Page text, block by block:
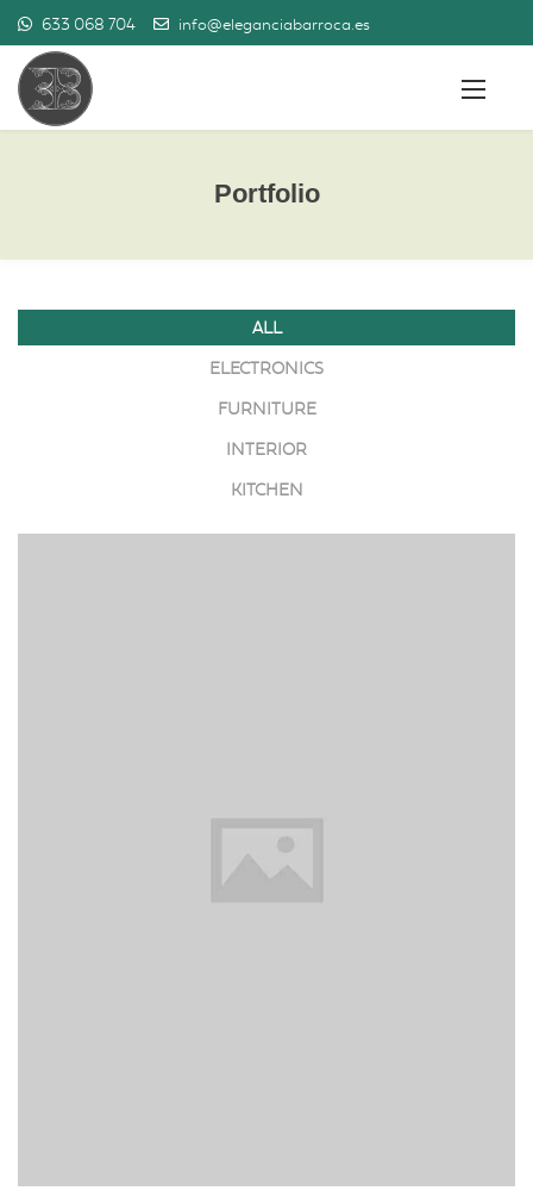
633 068 704 info@eleganciabarroca.es
Portfolio
ALL
ELECTRONICS
FURNITURE
INTERIOR
KITCHEN